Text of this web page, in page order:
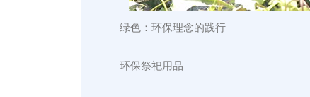
绿色：环保理念的践行
环保祭祀用品